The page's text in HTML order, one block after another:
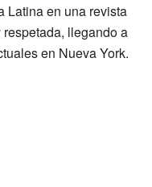
Latina en una revista
respetada, llegando a
en Nueva York.